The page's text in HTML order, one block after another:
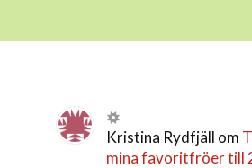
Kristina Rydfjäll om
mina favoritfröer till